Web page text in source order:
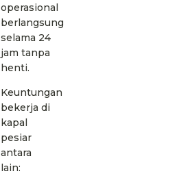
operasional
berlangsung
selama 24
jam tanpa
henti.
Keuntungan
bekerja di
kapal
pesiar
antara
lain: